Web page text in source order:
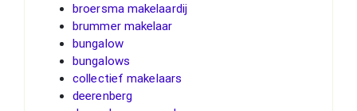
broersma makelaardij
brummer makelaar
bungalow
bungalows
collectief makelaars
deerenberg